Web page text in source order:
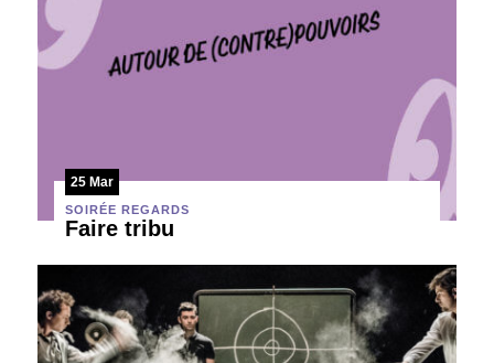
25 Mar
SOIRÉE REGARDS
Faire tribu